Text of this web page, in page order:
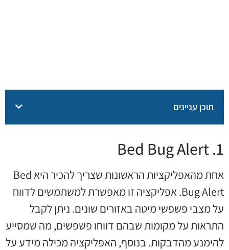
תוכן עניינים
1. Bed Bug Alert
אחת מהאפליקציות הראשונות שצריך להכיר היא Bed
Bug Alert. אפליקציה זו מאפשרת למשתמשים לדווח
על מצבי פשפשי מיטה באזורים שונים. ניתן לקבל
התראות על מקומות שבהם דווחו פשפשים, מה שמסייע
להימנע מהדבקות. בנוסף, האפליקציה מכילה מידע על